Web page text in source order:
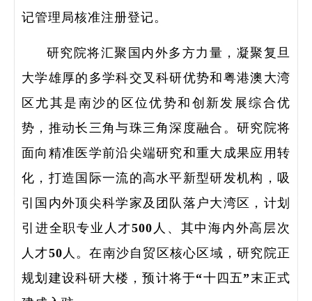
记管理局核准注册登记。
研究院将汇聚国内外多方力量，凝聚复旦
大学雄厚的多学科交叉科研优势和粤港澳大湾
区尤其是南沙的区位优势和创新发展综合优
势，推动长三角与珠三角深度融合。研究院将
面向精准医学前沿尖端研究和重大成果应用转
化，打造国际一流的高水平新型研发机构，吸
引国内外顶尖科学家及团队落户大湾区，计划
引进全职专业人才500人、其中海内外高层次
人才50人。在南沙自贸区核心区域，研究院正
规划建设科研大楼，预计将于“十四五”末正式